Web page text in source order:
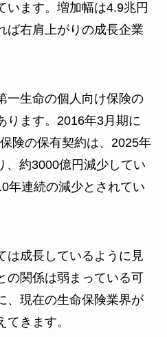
います。増加幅は4.9兆円
ば右肩上がりの成長企業
一生命の個人向け保険の
ります。2016年3月期に
険の保有契約は、2025年
、約3000億円減少してい
年連続の減少とされてい
は成長しているように見
の関係は弱まっている可
、現在の生命保険業界が
きます。